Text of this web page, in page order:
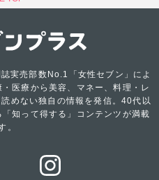
実売部数No.1「女性セブン」によ
医療から美容、マネー、料理・レ
めない独自の情報を発信。40代以
知って得する」コンテンツが満載
。